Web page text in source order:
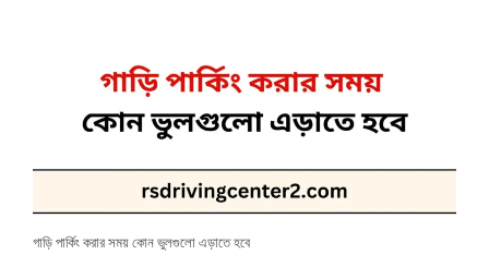
গাড়ি পার্কিং করার সময় কোন ভুলগুলো এড়াতে হবে